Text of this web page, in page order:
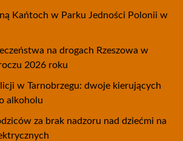
Kańtoch w Parku Jedności Polonii w
na drogach Rzeszowa w
2026 roku
w Tarnobrzegu: dwoje kierujących
alkoholu
za brak nadzoru nad dziećmi na